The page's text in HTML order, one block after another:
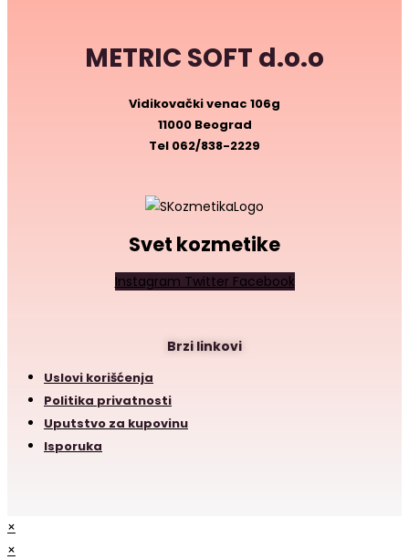
METRIC SOFT d.o.o
Vidikovački venac 106g
11000 Beograd
Tel 062/838-2229
Svet kozmetike
Instagram Twitter Facebook
Brzi linkovi
Uslovi korišćenja
Politika privatnosti
Uputstvo za kupovinu
Isporuka
×
×